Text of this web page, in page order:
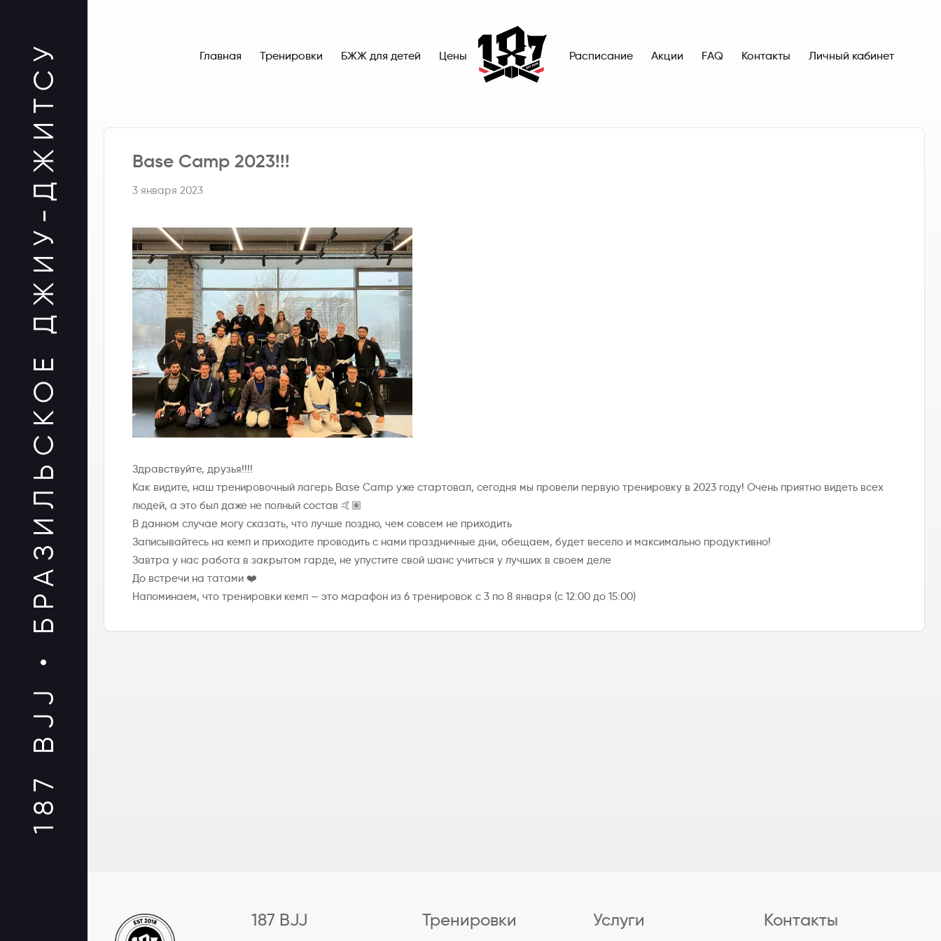
187 BJJ •
БРАЗИЛЬСКОЕ ДЖИУ-ДЖИТСУ Главная Тренировки БЖЖ для детей Цены Расписание Акции FAQ Контакты Личный кабинет
Base Camp 2023!!!
3 января 2023
Здравствуйте, друзья!!!!
Как видите, наш тренировочный лагерь Base Camp уже стартовал, сегодня мы провели первую тренировку в 2023 году! Очень приятно видеть всех
людей, а это был даже не полный состав 🤙🏽
В данном случае могу сказать, что лучше поздно, чем совсем не приходить
Записывайтесь на кемп и приходите проводить с нами праздничные дни, обещаем, будет весело и максимально продуктивно!
Завтра у нас работа в закрытом гарде, не упустите свой шанс учиться у лучших в своем деле
До встречи на татами ❤️
Напоминаем, что тренировки кемп — это марафон из 6 тренировок с 3 по 8 января (с 12:00 до 15:00)
187 BJJ Тренировки Услуги Контакты